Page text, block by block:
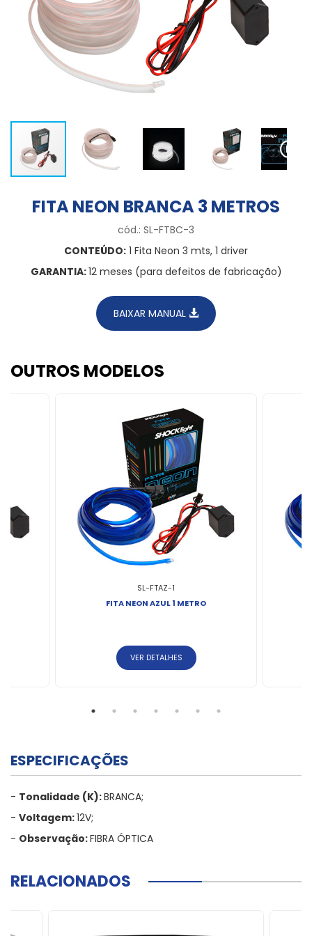
FITA NEON BRANCA 3 METROS
cód.: SL-FTBC-3
CONTEÚDO: 1 Fita Neon 3 mts, 1 driver
GARANTIA:12 meses (para defeitos de fabricação)
BAIXAR MANUAL
OUTROS MODELOS
SL-FTAZ-1
FITA NEON AZUL 1 METRO
VER DETALHES
ESPECIFICAÇÕES
- Tonalidade (K):BRANCA;
- Voltagem:12V;
- Observação:FIBRA ÓPTICA
RELACIONADOS